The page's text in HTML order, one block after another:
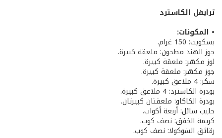
ترايفل الكاسترد
• المكونات:
بسكويت: 150 غرام.
جوز الهند مطحون: ملعقة كبيرة.
لوز مكسّر: ملعقة كبيرة.
جوز مكسّر: ملعقة كبيرة.
سكر: 4 ملاعق كبيرة.
بودرة الكاسترد: 4 ملاعق كبيرة.
بودرة الكاكاو: ملعقتان كبيرتان.
حليب سائل: أربعة أكواب.
كريمة الخفق: نصف كوب.
رقائق الشوكولا: نصف كوب.